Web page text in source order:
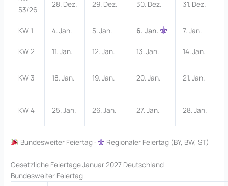
53/26
28. Dez. 29. Dez. 30. Dez. 31. Dez.
KW 1 4. Jan. 5. Jan. 6. Jan. 7. Jan.
KW 2 11. Jan. 12. Jan. 13. Jan. 14. Jan.
KW 3 18. Jan. 19. Jan. 20. Jan. 21. Jan.
KW 4 25. Jan. 26. Jan. 27. Jan. 28. Jan.
Bundesweiter Feiertag · Regionaler Feiertag (BY, BW, ST)
Gesetzliche Feiertage Januar 2027 Deutschland
Bundesweiter Feiertag